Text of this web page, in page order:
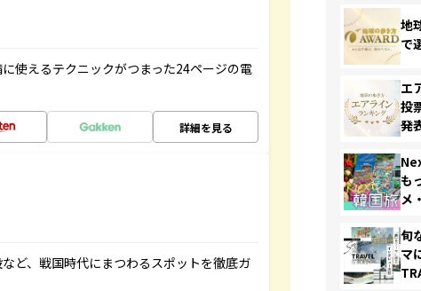
使えるテクニックがつまった24ページの電
詳細を見る
ど、戦国時代にまつわるスポットを徹底ガ
地
で
エ
投
発
も
メ
旬
マ